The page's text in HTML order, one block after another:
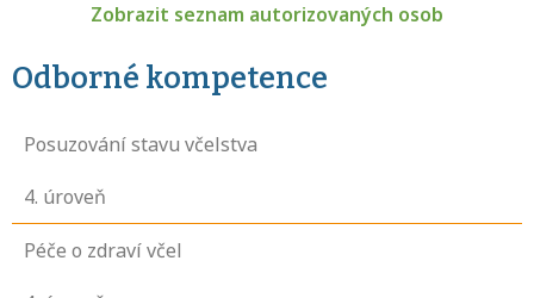
Zobrazit seznam autorizovaných osob
Odborné kompetence
Posuzování stavu včelstva
4. úroveň
Péče o zdraví včel